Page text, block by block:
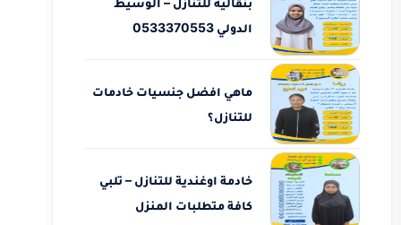
الدولي 0533370553
ماهي افضل جنسيات خادمات
للتنازل؟
خادمة اوغندية للتنازل – تلبي
كافة متطلبات المنزل